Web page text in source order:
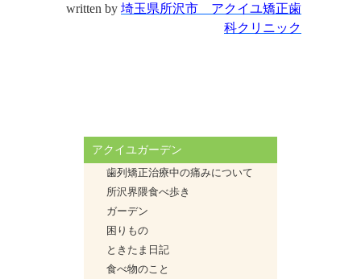
written by 埼玉県所沢市 アクイユ矯正歯
科クリニック
アクイユガーデン
歯列矯正治療中の痛みについて
所沢界隈食べ歩き
ガーデン
困りもの
ときたま日記
食べ物のこと